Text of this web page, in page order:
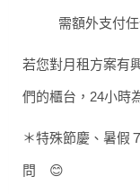
需額外支付
若您對月租方案有
們的櫃台，24小時
＊特殊節慶、暑假
問 😊